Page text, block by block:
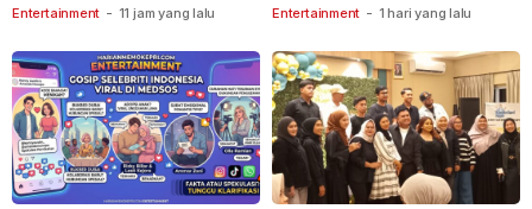
Entertainment - 11 jam yang lalu
Indonesia
Entertainment - 1 hari yang lalu